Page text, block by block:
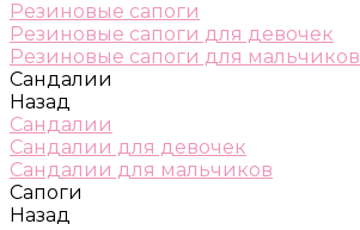
Резиновые сапоги
Резиновые сапоги для девочек
Резиновые сапоги для мальчиков
Сандалии
Назад
Сандалии
Сандалии для девочек
Сандалии для мальчиков
Сапоги
Назад